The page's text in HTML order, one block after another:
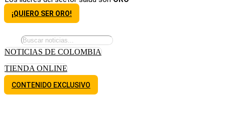
¡QUIERO SER ORO!
NOTICIAS DE COLOMBIA
TIENDA ONLINE
CONTENIDO EXCLUSIVO